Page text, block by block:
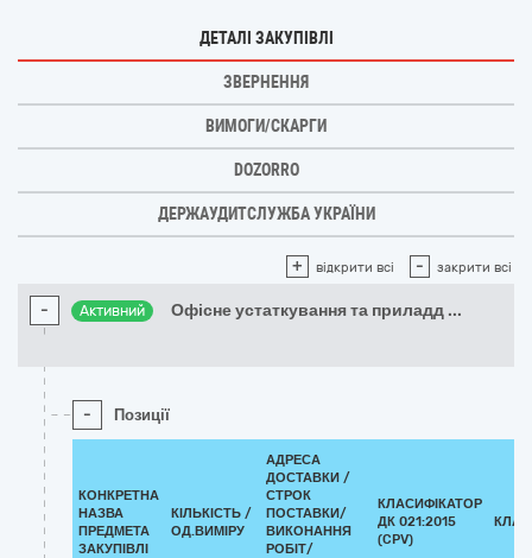
ДЕТАЛІ ЗАКУПІВЛІ
ЗВЕРНЕННЯ
ВИМОГИ/СКАРГИ
DOZORRO
ДЕРЖАУДИТСЛУЖБА УКРАЇНИ
+ відкрити всі - закрити всі
- Активний Офісне устаткування та приладд ...
- Позиції
КОНКРЕТНА
НАЗВА
ПРЕДМЕТА
ЗАКУПІВЛІ
КІЛЬКІСТЬ /
ОД.ВИМІРУ
АДРЕСА
ДОСТАВКИ /
СТРОК
ПОСТАВКИ/
ВИКОНАННЯ
РОБІТ/
КЛАСИФІКАТОР
ДК 021:2015
(CPV)